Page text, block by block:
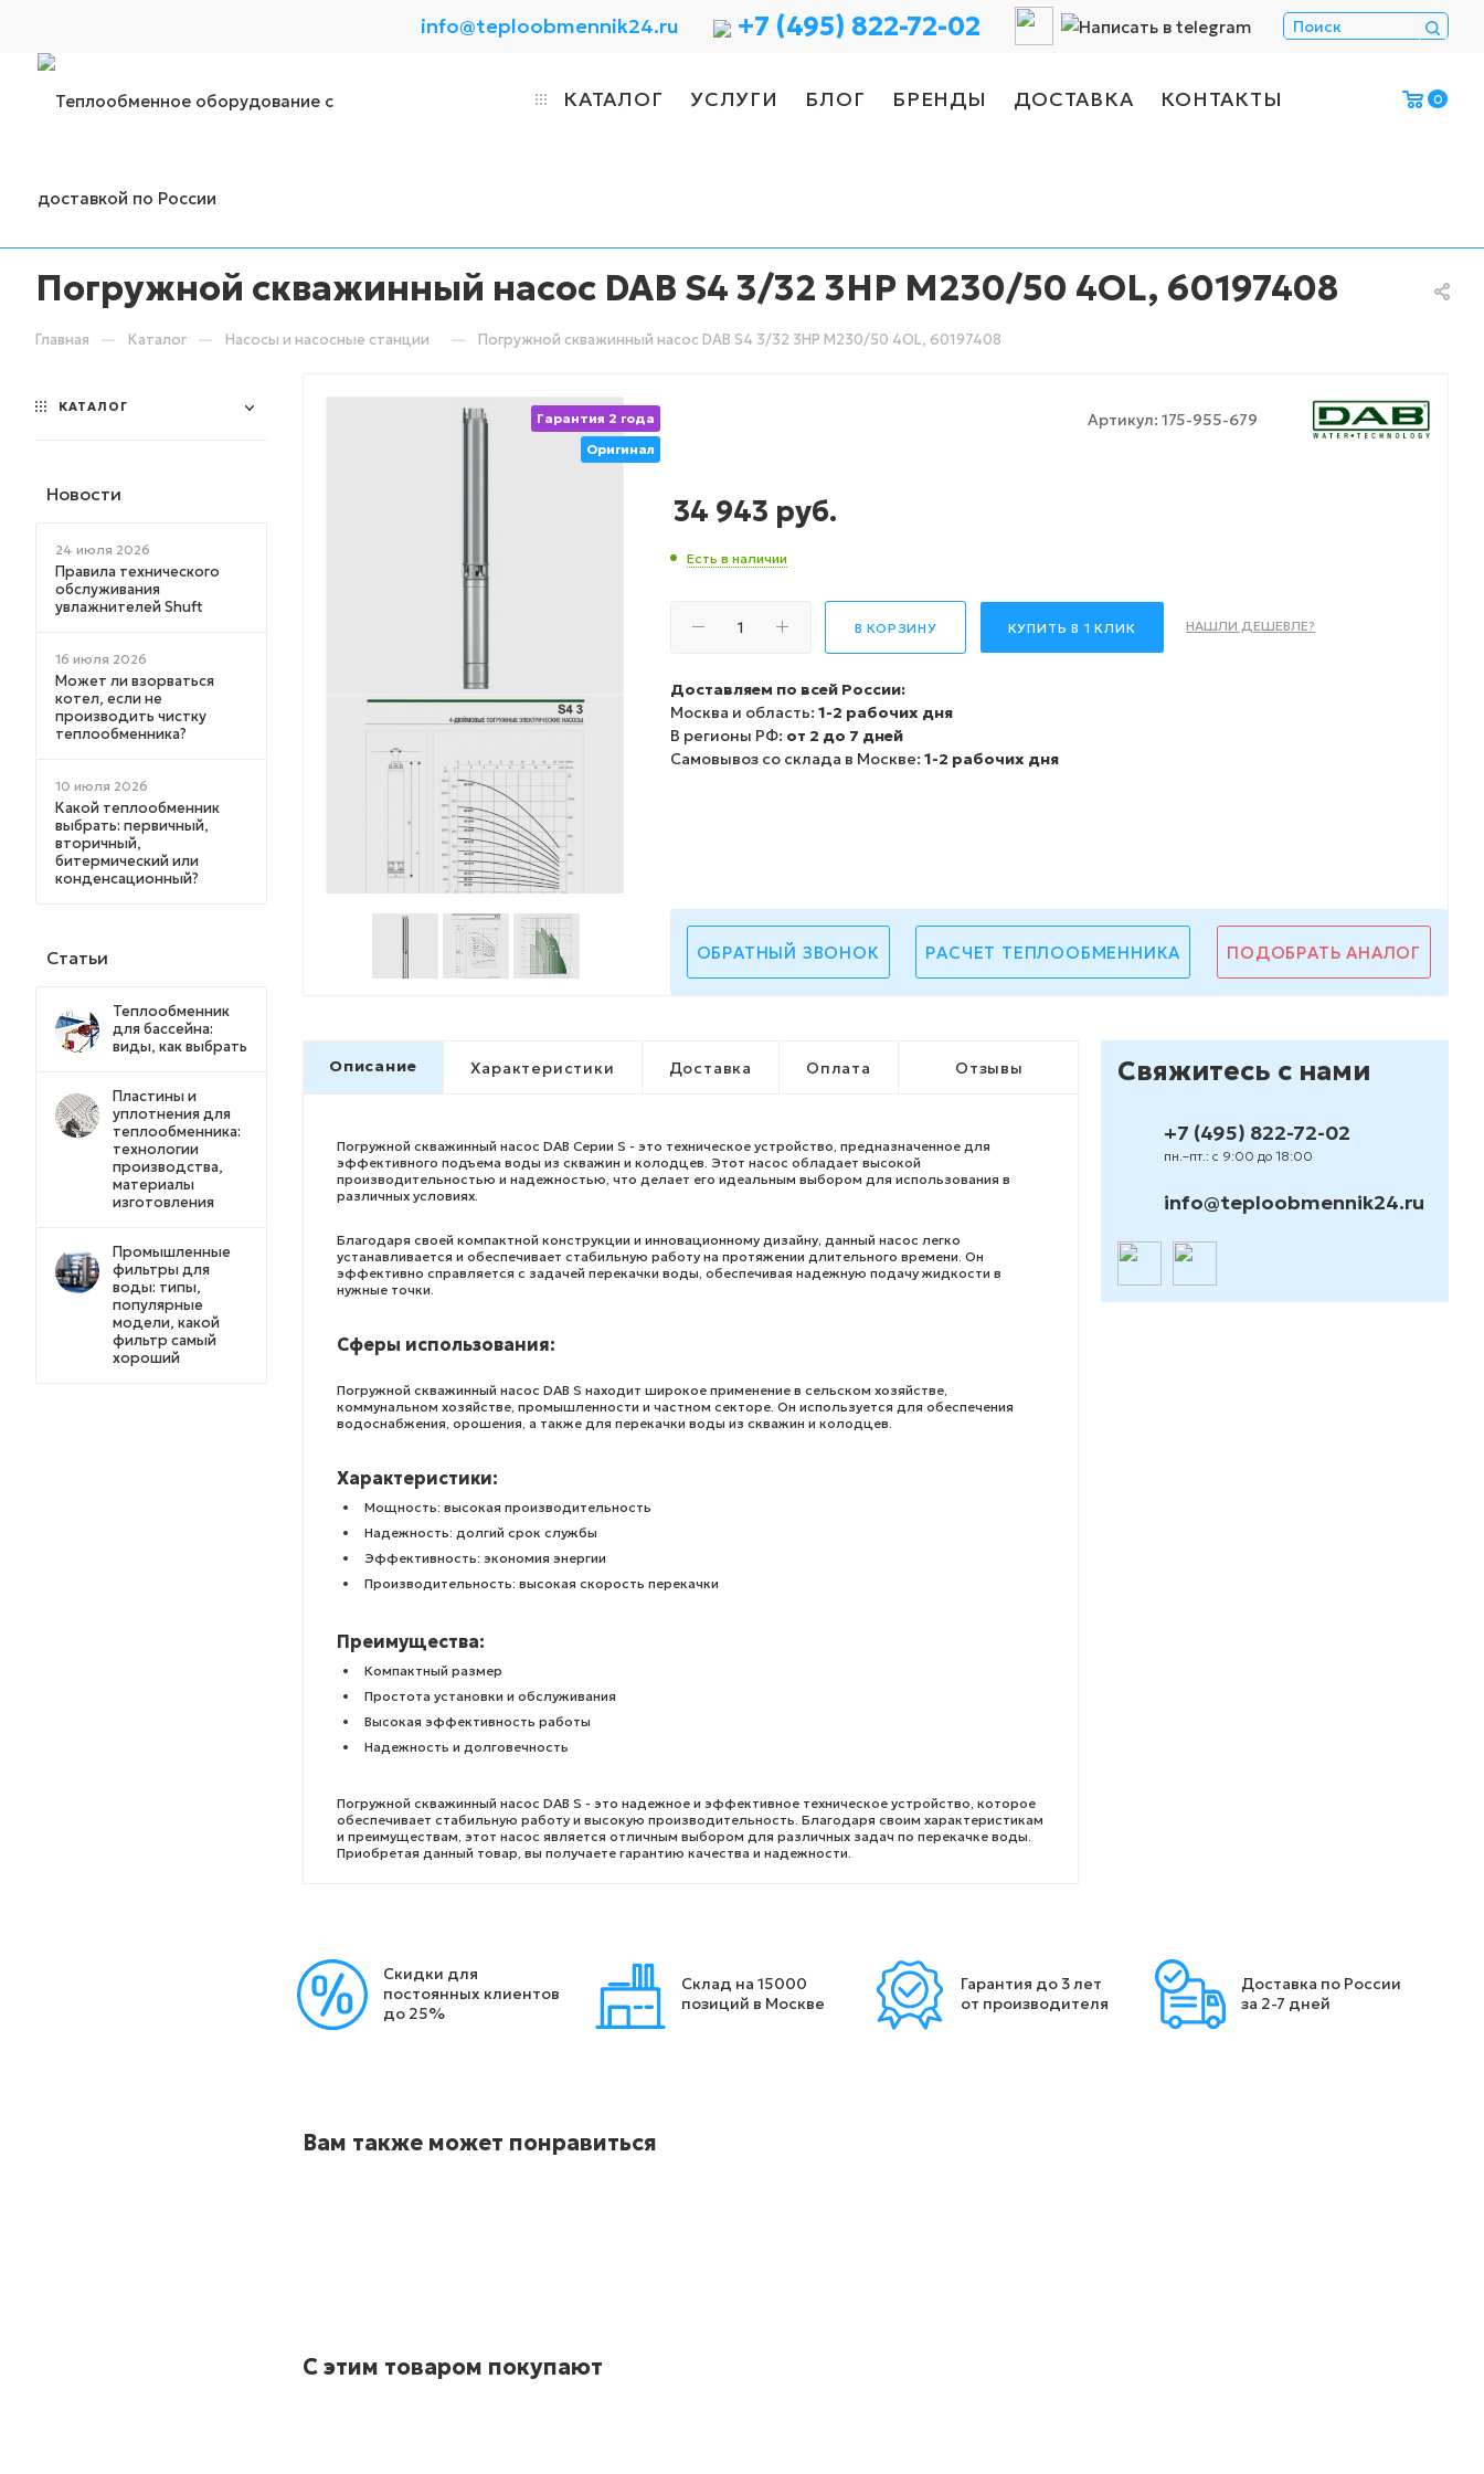
info@teploobmennik24.ru +7 (495) 822-72-02
КАТАЛОГ УСЛУГИ БЛОГ БРЕНДЫ ДОСТАВКА КОНТАКТЫ 0
Погружной скважинный насос DAB S4 3/32 3HP M230/50 4OL, 60197408
Главная — Каталог — Насосы и насосные станции — Погружной скважинный насос DAB S4 3/32 3HP M230/50 4OL, 60197408
Гарантия 2 года
Оригинал
Артикул: 175-955-679
34 943 руб.
Есть в наличии
В КОРЗИНУ КУПИТЬ В 1 КЛИК НАШЛИ ДЕШЕВЛЕ?
Доставляем по всей России:
Москва и область: 1-2 рабочих дня
В регионы РФ: от 2 до 7 дней
Самовывоз со склада в Москве: 1-2 рабочих дня
ОБРАТНЫЙ ЗВОНОК РАСЧЕТ ТЕПЛООБМЕННИКА ПОДОБРАТЬ АНАЛОГ
Описание Характеристики Доставка Оплата Отзывы
Погружной скважинный насос DAB Серии S - это техническое устройство, предназначенное для
эффективного подъема воды из скважин и колодцев. Этот насос обладает высокой
производительностью и надежностью, что делает его идеальным выбором для использования в
различных условиях.
Благодаря своей компактной конструкции и инновационному дизайну, данный насос легко
устанавливается и обеспечивает стабильную работу на протяжении длительного времени. Он
эффективно справляется с задачей перекачки воды, обеспечивая надежную подачу жидкости в
нужные точки.
Сферы использования:
Погружной скважинный насос DAB S находит широкое применение в сельском хозяйстве,
коммунальном хозяйстве, промышленности и частном секторе. Он используется для обеспечения
водоснабжения, орошения, а также для перекачки воды из скважин и колодцев.
Характеристики:
Мощность: высокая производительность
Надежность: долгий срок службы
Эффективность: экономия энергии
Производительность: высокая скорость перекачки
Преимущества:
Компактный размер
Простота установки и обслуживания
Высокая эффективность работы
Надежность и долговечность
Погружной скважинный насос DAB S - это надежное и эффективное техническое устройство, которое
обеспечивает стабильную работу и высокую производительность. Благодаря своим характеристикам
и преимуществам, этот насос является отличным выбором для различных задач по перекачке воды.
Приобретая данный товар, вы получаете гарантию качества и надежности.
Свяжитесь с нами
+7 (495) 822-72-02
пн.–пт.: с 9:00 до 18:00
info@teploobmennik24.ru
Скидки для
постоянных клиентов
до 25%
Склад на 15000
позиций в Москве
Гарантия до 3 лет
от производителя
Доставка по России
за 2-7 дней
Вам также может понравиться
С этим товаром покупают
КАТАЛОГ
Новости
24 июля 2026
Правила технического
обслуживания
увлажнителей Shuft
16 июля 2026
Может ли взорваться
котел, если не
производить чистку
теплообменника?
10 июля 2026
Какой теплообменник
выбрать: первичный,
вторичный,
битермический или
конденсационный?
Статьи
Теплообменник
для бассейна:
виды, как выбрать
Пластины и
уплотнения для
теплообменника:
технологии
производства,
материалы
изготовления
Промышленные
фильтры для
воды: типы,
популярные
модели, какой
фильтр самый
хороший